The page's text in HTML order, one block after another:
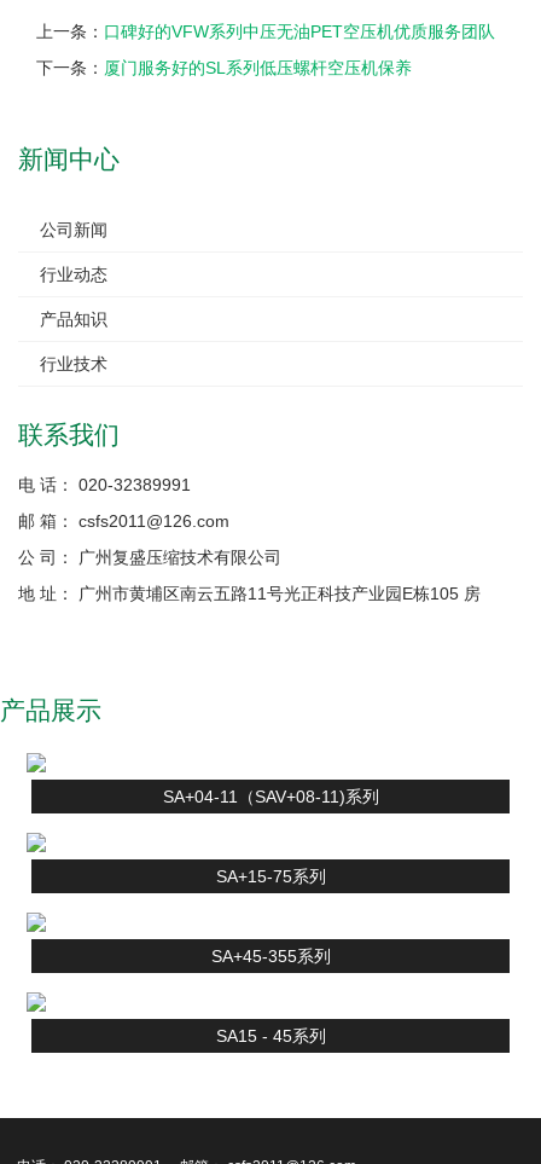
上一条： 口碑好的VFW系列中压无油PET空压机优质服务团队
下一条： 厦门服务好的SL系列低压螺杆空压机保养
新闻中心
公司新闻
行业动态
产品知识
行业技术
联系我们
电 话： 020-32389991
邮 箱： csfs2011@126.com
公 司： 广州复盛压缩技术有限公司
地 址： 广州市黄埔区南云五路11号光正科技产业园E栋105 房
产品展示
SA+04-11（SAV+08-11)系列
SA+15-75系列
SA+45-355系列
SA15 - 45系列